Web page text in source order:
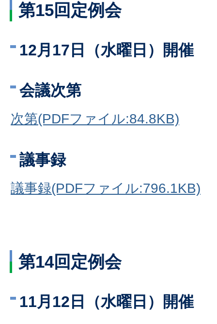
第15回定例会
12月17日（水曜日）開催
会議次第
次第(PDFファイル:84.8KB)
議事録
議事録(PDFファイル:796.1KB)
第14回定例会
11月12日（水曜日）開催